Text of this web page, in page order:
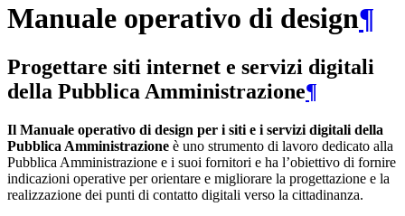
Manuale operativo di design¶
Progettare siti internet e servizi digitali
della Pubblica Amministrazione¶
Il Manuale operativo di design per i siti e i servizi digitali della
Pubblica Amministrazione è uno strumento di lavoro dedicato alla
Pubblica Amministrazione e i suoi fornitori e ha l’obiettivo di fornire
indicazioni operative per orientare e migliorare la progettazione e la
realizzazione dei punti di contatto digitali verso la cittadinanza.